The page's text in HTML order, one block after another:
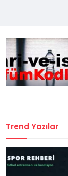
Trend Yazılar